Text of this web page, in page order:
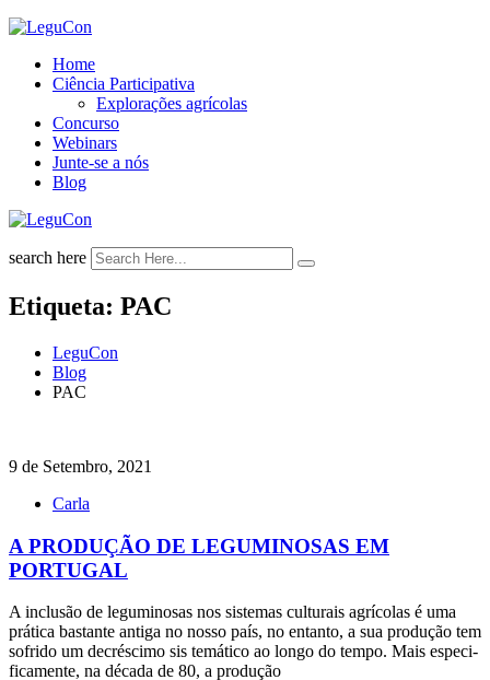
Skip
contentHome
Ciência Participativa
Explorações agrícolas
Concurso
Webinars
Junte-se a nós
Blog
search here
Etiqueta: PAC
LeguCon
Blog
PAC
9 de Setembro, 2021
Carla
A PRODUÇÃO DE LEGUMINOSAS EM
PORTUGAL
A inclusão de leguminosas nos sistemas culturais agrícolas é uma
prática bastan­te antiga no nosso país, no entanto, a sua produção tem
sofrido um decréscimo sis­ temático ao longo do tempo. Mais especi­
ficamente, na década de 80, a produção